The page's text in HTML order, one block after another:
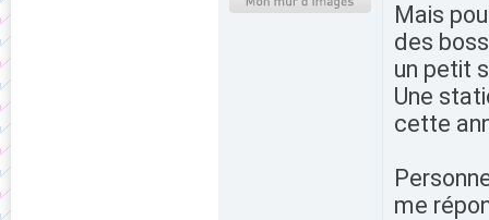
Mais
des
un petit
Une
cette
me